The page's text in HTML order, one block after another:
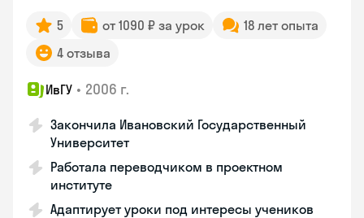
5 от 1090 ₽ за урок
18 лет опыта
4 отзыва
ИвГУ • 2006 г.
Закончила Ивановский Государственный
Университет
Работала переводчиком в проектном
институте
Адаптирует уроки под интересы учеников